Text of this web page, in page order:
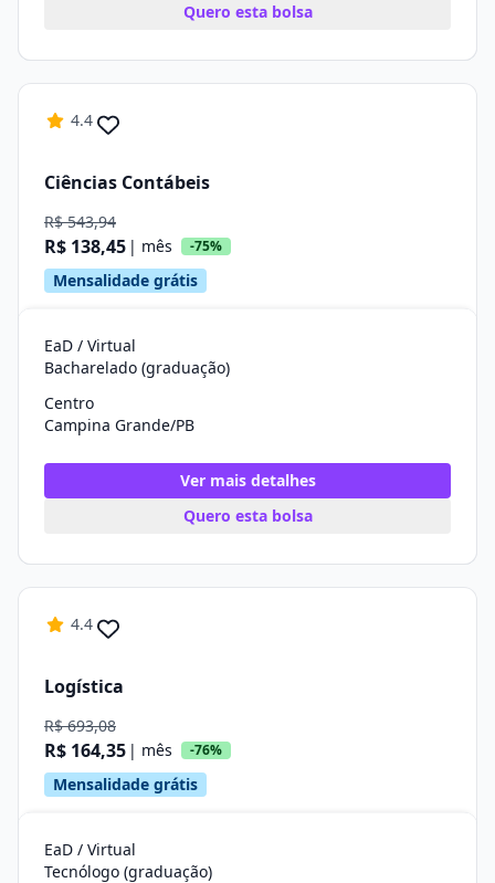
Quero esta bolsa
4.4
Ciências Contábeis
R$ 543,94
R$ 138,45 | mês -75%
Mensalidade grátis
EaD / Virtual
Bacharelado (graduação)
Centro
Campina Grande/PB
Ver mais detalhes
Quero esta bolsa
4.4
Logística
R$ 693,08
R$ 164,35 | mês -76%
Mensalidade grátis
EaD / Virtual
Tecnólogo (graduação)